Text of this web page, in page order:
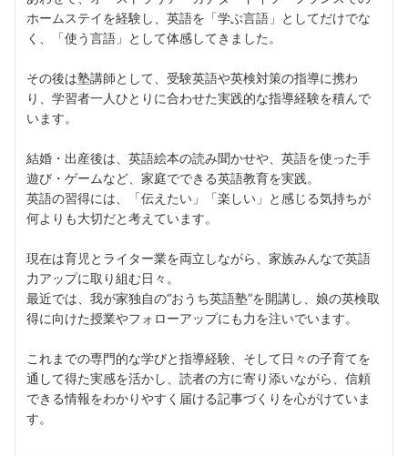
ホームステイを経験し、英語を「学ぶ言語」としてだけでな
く、「使う言語」として体感してきました。
その後は塾講師として、受験英語や英検対策の指導に携わ
り、学習者一人ひとりに合わせた実践的な指導経験を積んで
います。
結婚・出産後は、英語絵本の読み聞かせや、英語を使った手
遊び・ゲームなど、家庭でできる英語教育を実践。
英語の習得には、「伝えたい」「楽しい」と感じる気持ちが
何よりも大切だと考えています。
現在は育児とライター業を両立しながら、家族みんなで英語
力アップに取り組む日々。
最近では、我が家独自の“おうち英語塾”を開講し、娘の英検取
得に向けた授業やフォローアップにも力を注いでいます。
これまでの専門的な学びと指導経験、そして日々の子育てを
通して得た実感を活かし、読者の方に寄り添いながら、信頼
できる情報をわかりやすく届ける記事づくりを心がけていま
す。